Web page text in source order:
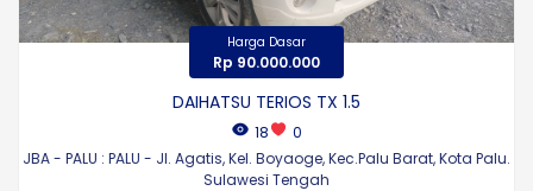
Harga Dasar
Rp 90.000.000
DAIHATSU TERIOS TX 1.5
18
0
JBA - PALU : PALU - Jl. Agatis, Kel. Boyaoge, Kec.Palu Barat, Kota Palu.
Sulawesi Tengah